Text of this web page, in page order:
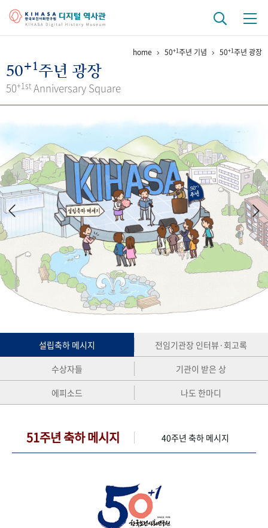
걸어온 길 기관 변천사
키워드로 보는 연구 역사
연구자들
간행물 변천사
기록물 아카이브
사진 아카이브 문서 기록물 행정박물 영상 기록물
50+1 주년 기념
성과 50선 숫자로 보는 50년 50
주년 광장
세계와 함께 한 KIHASA
VR 역사관
home 50+1주년 기념 50+1주년 광장
50+1주년 광장
50+1st Anniversary Square
설립축하 메시지
전임기관장 인터뷰·회고록
수상자들
기관이 받은 상
에피소드
나도 한마디
51주년 축하 메시지 40주년 축하 메시지